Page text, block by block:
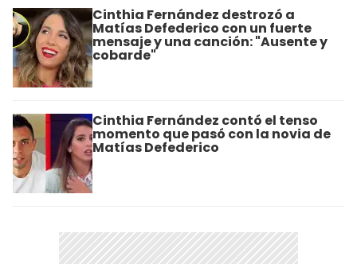
Cinthia Fernández destrozó a
Matías Defederico con un fuerte
mensaje y una canción: "Ausente y
cobarde"
Cinthia Fernández contó el tenso
momento que pasó con la novia de
Matías Defederico